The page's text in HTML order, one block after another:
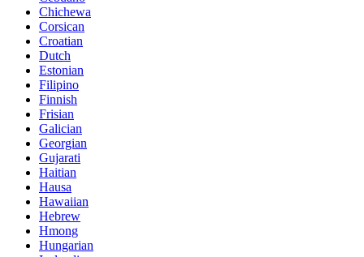
Chichewa
Corsican
Croatian
Dutch
Estonian
Filipino
Finnish
Frisian
Galician
Georgian
Gujarati
Haitian
Hausa
Hawaiian
Hebrew
Hmong
Hungarian